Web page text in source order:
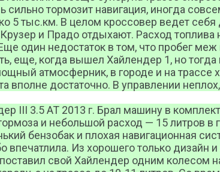
сильно тормозит навигация, иногда
5 тыс.км. В целом кроссовер ведет
и Прадо отдыхают. Расход
один недостаток в том, что пробег
еще, когда вышел Хайлендер 1, но
атмосферник, в городе и на
вполне достаточно. В управлении
III 3.5 AT 2013 г. Брал машину в
и небольшой расход — 15 литров
бензобак и плохая навигационная
Из хорошего только дизайн
свой Хайлендер одним